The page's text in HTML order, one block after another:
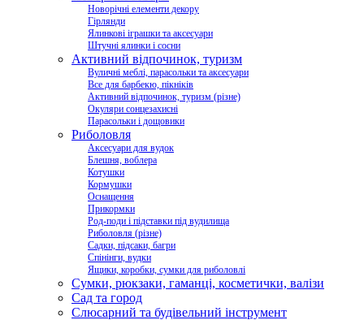
Новорічні елементи декору
Гірлянди
Ялинкові іграшки та аксесуари
Штучні ялинки і сосни
Активний відпочинок, туризм
Вуличні меблі, парасольки та аксесуари
Все для барбекю, пікніків
Активний відпочинок, туризм (різне)
Окуляри сонцезахисні
Парасольки і дощовики
Риболовля
Аксесуари для вудок
Блешня, воблера
Котушки
Кормушки
Оснащення
Прикормки
Род-поди і підставки під вудилища
Риболовля (різне)
Садки, підсаки, багри
Спінінги, вудки
Ящики, коробки, сумки для риболовлі
Сумки, рюкзаки, гаманці, косметички, валізи
Сад та город
Слюсарний та будівельний інструмент